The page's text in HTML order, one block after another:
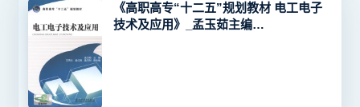
《高职高专“十二五”规划教材 电工电子
技术及应用》_孟玉茹主编